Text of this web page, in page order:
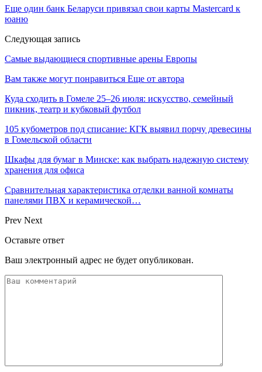
Еще один банк Беларуси привязал свои карты Mastercard к
юаню
Следующая запись
Самые выдающиеся спортивные арены Европы
Вам также могут понравиться Еще от автора
Куда сходить в Гомеле 25–26 июля: искусство, семейный
пикник, театр и кубковый футбол
105 кубометров под списание: КГК выявил порчу древесины
в Гомельской области
Шкафы для бумаг в Минске: как выбрать надежную систему
хранения для офиса
Сравнительная характеристика отделки ванной комнаты
панелями ПВХ и керамической…
Prev Next
Оставьте ответ
Ваш электронный адрес не будет опубликован.